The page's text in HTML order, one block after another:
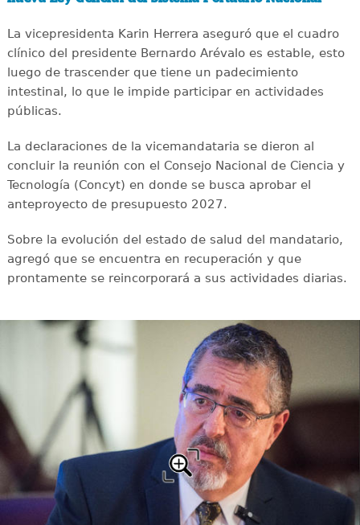
La vicepresidenta Karin Herrera aseguró que el cuadro
clínico del presidente Bernardo Arévalo es estable, esto
luego de trascender que tiene un padecimiento
intestinal, lo que le impide participar en actividades
públicas.
La declaraciones de la vicemandataria se dieron al
concluir la reunión con el Consejo Nacional de Ciencia y
Tecnología (Concyt) en donde se busca aprobar el
anteproyecto de presupuesto 2027.
Sobre la evolución del estado de salud del mandatario,
agregó que se encuentra en recuperación y que
prontamente se reincorporará a sus actividades diarias.